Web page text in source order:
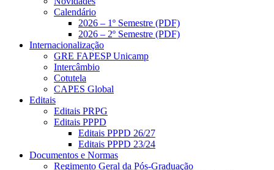
Calendário
2026 – 1º Semestre (PDF)
2026 – 2º Semestre (PDF)
Internacionalização
GRE FAPESP Unicamp
Intercâmbio
Cotutela
CAPES Global
Editais
Editais PRPG
Editais PPPD
Editais PPPD 26/27
Editais PPPD 23/24
Documentos e Normas
Regimento Geral da Pós-Graduação